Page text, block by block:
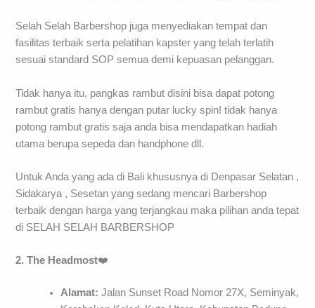
Selah Selah Barbershop juga menyediakan tempat dan
fasilitas terbaik serta pelatihan kapster yang telah terlatih
sesuai standard SOP semua demi kepuasan pelanggan.
Tidak hanya itu, pangkas rambut disini bisa dapat potong
rambut gratis hanya dengan putar lucky spin! tidak hanya
potong rambut gratis saja anda bisa mendapatkan hadiah
utama berupa sepeda dan handphone dll.
Untuk Anda yang ada di Bali khususnya di Denpasar Selatan ,
Sidakarya , Sesetan yang sedang mencari Barbershop
terbaik dengan harga yang terjangkau maka pilihan anda tepat
di SELAH SELAH BARBERSHOP
2. The Headmost❤️
Alamat: Jalan Sunset Road Nomor 27X, Seminyak,